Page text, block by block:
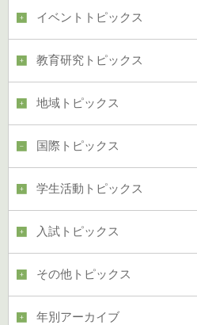
イベントトピックス
教育研究トピックス
地域トピックス
国際トピックス
学生活動トピックス
入試トピックス
その他トピックス
年別アーカイブ